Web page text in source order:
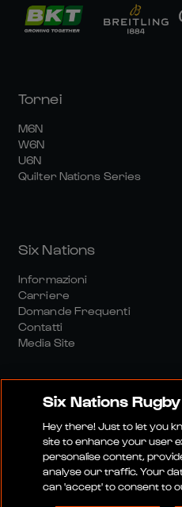
Tornei
M6N
W6N
U6N
Quilter Nations Series
Six Nations
Informazioni
Carriere
Domande Frequenti
Contatti
Media Site
Sito Media Termini E
Politica Sulla Riservatezza
Politica Sociale E Digitale
Six Nations
Hey there! Just to let you
site to enhance your user
personalise content,
analyse our traffic. Your
can 'accept' to consent to